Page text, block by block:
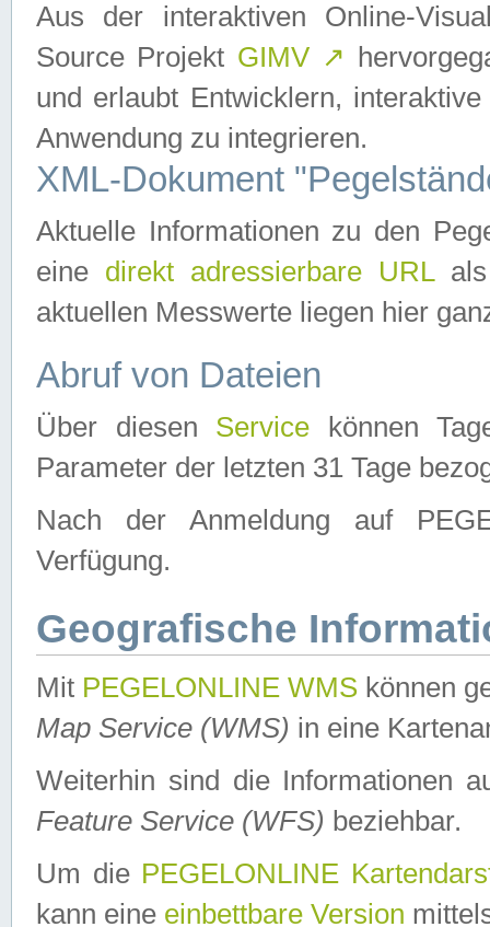
Aus der interaktiven Online-
Source Projekt GIMV ↗
und erlaubt Entwicklern,
Anwendung zu integrieren.
XML-Dokument
Aktuelle Informationen zu den
eine direkt adressierbare URLals
aktuellen Messwerte liegen hier
Abruf von Dateien
Über diesen Service können
Parameter der letzten 31 Tage
Nach der Anmeldung auf
Verfügung.
Geografische
Mit PEGELONLINE WMS können
Map Service (WMS) in eine
Weiterhin sind die Informationen
Feature Service (WFS) beziehbar.
Um die PEGELONLINE
kann eine einbettbare Version